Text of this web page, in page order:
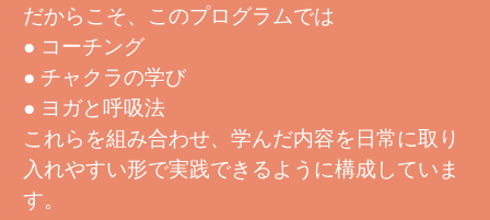
だからこそ、このプログラムでは
● コーチング
● チャクラの学び
● ヨガと呼吸法
これらを組み合わせ、学んだ内容を日常に取り
入れやすい形で実践できるように構成していま
す。